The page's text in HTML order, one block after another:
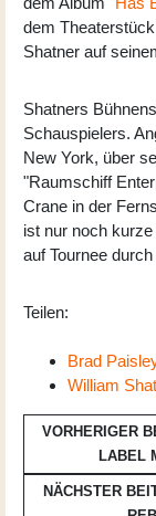
dem
Shatner auf
Shatners
Schauspielers.
New York, über
"Raumschiff
Crane in der
ist nur noch
auf Tournee
Teilen:
Brad
William
VORHERIGER
LABEL
NÄCHSTER